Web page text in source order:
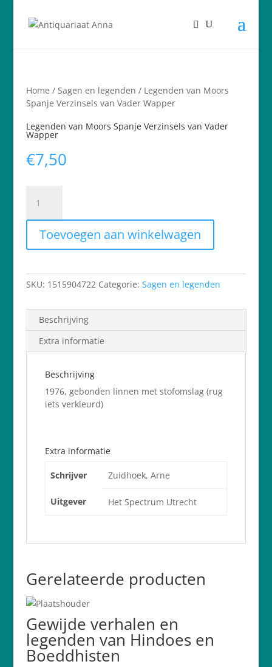
Home / Sagen en legenden / Legenden van Moors
Spanje Verzinsels van Vader Wapper
Legenden van Moors Spanje Verzinsels van Vader
Wapper
€7,50
van
Moors
Spanje
Verzinsels
Wapper
Toevoegen aan winkelwagen
SKU: 1515904722 Categorie: Sagen en legenden
Beschrijving
Extra informatie
Beschrijving
1976, gebonden linnen met stofomslag (rug
iets verkleurd)
Extra informatie
Schrijver Zuidhoek, Arne
Uitgever Het Spectrum Utrecht
Gerelateerde producten
Gewijde verhalen en
legenden van Hindoes en
Boeddhisten